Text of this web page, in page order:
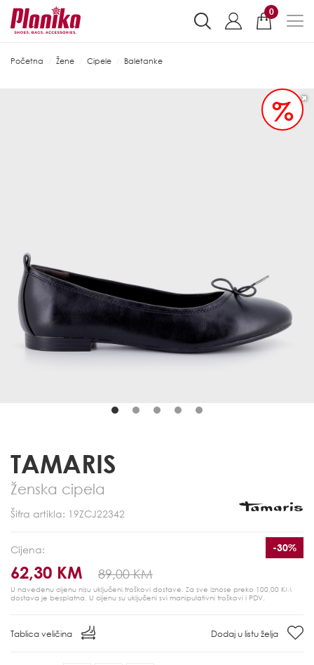
0
Početna Žene Cipele Baletanke
%
TAMARIS
Ženska cipela
Šifra artikla: 19ZCJ22342
Cijena:
62,30 KM 89,00 KM
-30%
U navedenu cijenu nisu uključeni troškovi dostave. Za sve iznose preko 100,00 KM
dostava je besplatna. U cijenu su uključeni svi manipulativni troškovi i PDV.
Tablica veličina Dodaj u listu želja